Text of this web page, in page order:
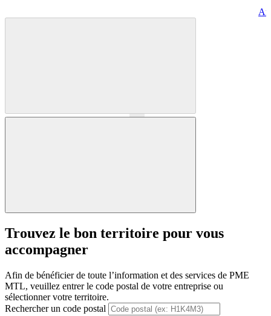
Précédent
Trouvez le bon territoire pour vous
accompagner
Afin de bénéficier de toute l’information et des services de PME
MTL, veuillez entrer le code postal de votre entreprise ou
sélectionner votre territoire.
Rechercher un code postal